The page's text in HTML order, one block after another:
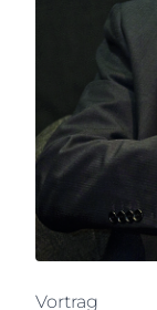
Vortrag